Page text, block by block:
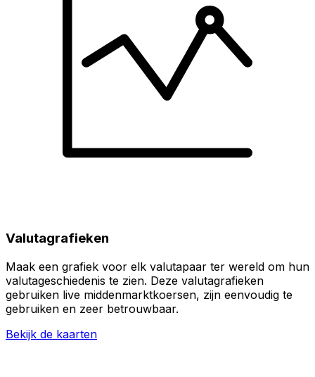
Valutagrafieken
Maak een grafiek voor elk valutapaar ter wereld om hun
valutageschiedenis te zien. Deze valutagrafieken
gebruiken live middenmarktkoersen, zijn eenvoudig te
gebruiken en zeer betrouwbaar.
Bekijk de kaarten